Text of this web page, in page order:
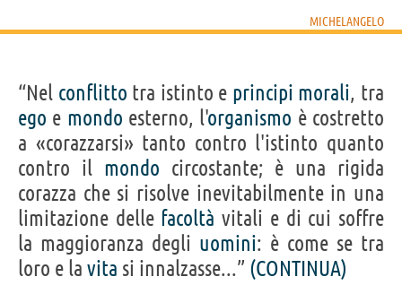
MICHELANGELO
“Nel conflitto tra istinto e principi morali, tra
ego e mondo esterno, l'organismo è costretto
a «corazzarsi» tanto contro l'istinto quanto
contro il mondo circostante; è una rigida
corazza che si risolve inevitabilmente in una
limitazione delle facoltà vitali e di cui soffre
la maggioranza degli uomini: è come se tra
loro e la vita si innalzasse...” (CONTINUA)